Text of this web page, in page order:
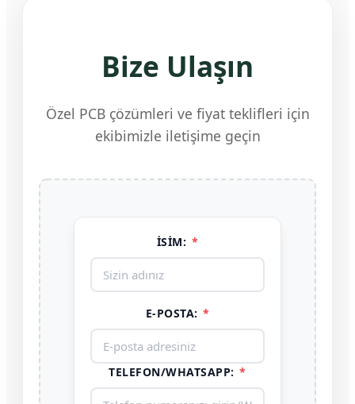
Bize Ulaşın
Özel PCB çözümleri ve fiyat teklifleri için
ekibimizle iletişime geçin
İSIM: *
E-POSTA: *
TELEFON/WHATSAPP: *